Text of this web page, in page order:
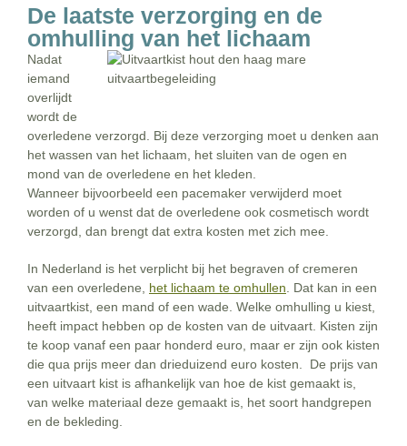
De laatste verzorging en de
omhulling van het lichaam
Nadat
iemand
overlijdt
wordt de
overledene verzorgd. Bij deze verzorging moet u denken aan
het wassen van het lichaam, het sluiten van de ogen en
mond van de overledene en het kleden.
Wanneer bijvoorbeeld een pacemaker verwijderd moet
worden of u wenst dat de overledene ook cosmetisch wordt
verzorgd, dan brengt dat extra kosten met zich mee.
In Nederland is het verplicht bij het begraven of cremeren
van een overledene, het lichaam te omhullen . Dat kan in een
uitvaartkist, een mand of een wade. Welke omhulling u kiest,
heeft impact hebben op de kosten van de uitvaart. Kisten zijn
te koop vanaf een paar honderd euro, maar er zijn ook kisten
die qua prijs meer dan drieduizend euro kosten. De prijs van
een uitvaart kist is afhankelijk van hoe de kist gemaakt is,
van welke materiaal deze gemaakt is, het soort handgrepen
en de bekleding.